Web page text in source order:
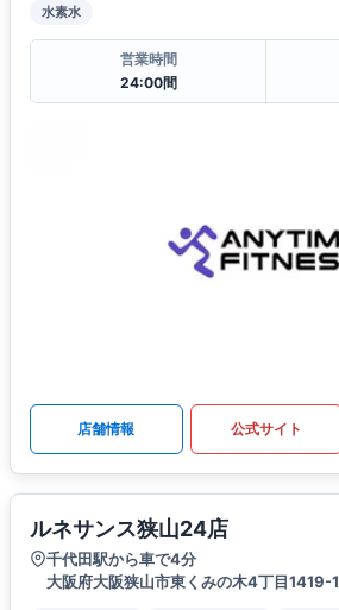
水素水
営業時間
24:00間
店舗情報 公式サイト
ルネサンス狭山24店
千代田駅から車で4分
大阪府大阪狭山市東くみの木4丁目1419-1